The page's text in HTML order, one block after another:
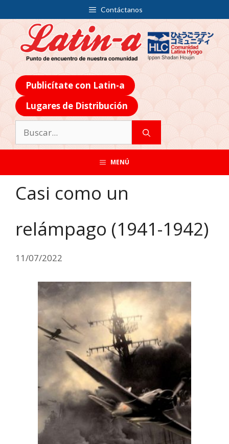
Contáctanos
Publicítate con Latin-a
Lugares de Distribución
MENÚ
Casi como un
relámpago (1941-1942)
11/07/2022